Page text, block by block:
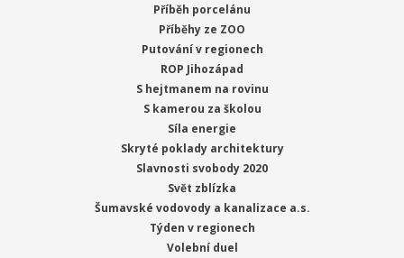
Příběh porcelánu
Příběhy ze ZOO
Putování v regionech
ROP Jihozápad
S hejtmanem na rovinu
S kamerou za školou
Síla energie
Skryté poklady architektury
Slavnosti svobody 2020
Svět zblízka
Šumavské vodovody a kanalizace a.s.
Týden v regionech
Volební duel